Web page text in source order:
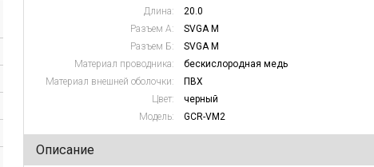
Длина:
20.0
Разъем А:
SVGA M
Разъем Б:
SVGA M
Материал проводника:
бескислородная медь
Материал внешней оболочки:
ПВХ
Цвет:
черный
Модель:
GCR-VM2
Описание